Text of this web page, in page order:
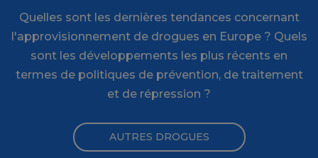
Quelles sont les dernières tendances concernant
l'approvisionnement de drogues en Europe ? Quels
sont les développements les plus récents en
termes de politiques de prévention, de traitement
et de répression ?
AUTRES DROGUES